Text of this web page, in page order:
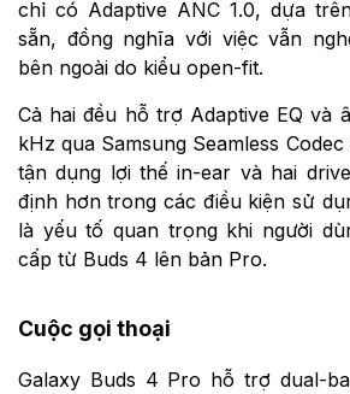
chỉ có Adaptive ANC 1.0, dựa
sẵn, đồng nghĩa với việc vẫn
bên ngoài do kiểu open-fit.
Cả hai đều hỗ trợ Adaptive EQ và
kHz qua Samsung Seamless
tận dụng lợi thế in-ear và hai
định hơn trong các điều kiện sử
là yếu tố quan trọng khi người
cấp từ Buds 4 lên bản Pro.
Cuộc gọi thoại
Galaxy Buds 4 Pro hỗ trợ dual-